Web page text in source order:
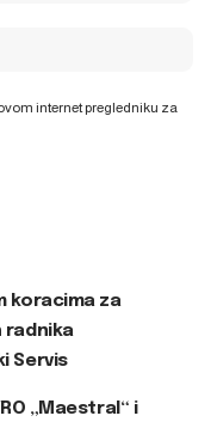
internet pregledniku za
koracima za
radnika
Servis
„Maestral“ i